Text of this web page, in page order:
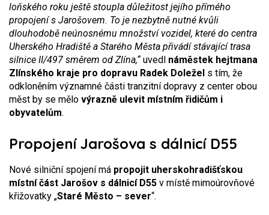
loňského roku ještě stoupla důležitost jejího přímého
propojení s Jarošovem. To je nezbytně nutné kvůli
dlouhodobě neúnosnému množství vozidel, které do centra
Uherského Hradiště a Starého Města přivádí stávající trasa
silnice II/497 směrem od Zlína,“uvedl náměstek hejtmana
Zlínského kraje pro dopravu Radek Doležel s tím, že
odkloněním významné části tranzitní dopravy z center obou
měst by se mělo výrazně ulevit místním řidičům i
obyvatelům.
Propojení Jarošova s dálnicí D55
Nové silniční spojení má propojit uherskohradišťskou
místní část Jarošov s dálnicí D55 v místě mimoúrovňové
křižovatky „Staré Město – sever“.